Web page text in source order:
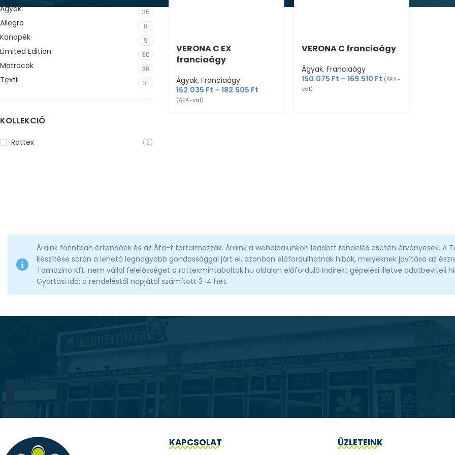
Ágyak 35
Allegro 8
Kanapék 9
Limited Edition 30
Matracok 38
Textil 31
KOLLEKCIÓ
Rottex (2)
VERONA C EX
franciaágy
Ágyak, Franciaágy
162.035 Ft – 182.505 Ft
(ÁFA-val)
VERONA C franciaágy
Ágyak, Franciaágy
150.075 Ft – 169.510 Ft (ÁFA-
val)
Áraink forintban értendőek és az Áfa-t tartalmazzák. Áraink a weboldalunkon leadott rendelés esetén érvényesek. A
készítése során a lehető legnagyobb gondossággal járt el, azonban előfordulhatnak hibák, melyeknek javítása az
Tomazino Kft. nem vállal felelősséget a rottexmintaboltok.hu oldalon előforduló indirekt gépelési illetve adatbeviteli
Gyártási idő: a rendeléstől napjától számított 3-4 hét.
KAPCSOLAT ÜZLETEINK